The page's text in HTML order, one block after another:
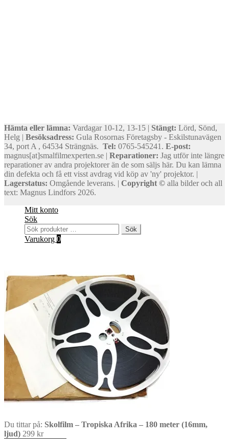
Hämta eller lämna: Vardagar 10-12, 13-15 | Stängt: Lörd, Sönd,
Helg | Besöksadress: Gula Rosornas Företagsby - Eskilstunavägen
34, port A , 64534 Strängnäs. Tel: 0765-545241. E-post:
magnus[at]smalfilmexperten.se | Reparationer: Jag utför inte längre
reparationer av andra projektorer än de som säljs här. Du kan lämna
din defekta och få ett visst avdrag vid köp av 'ny' projektor. |
Lagerstatus: Omgående leverans. | Copyright © alla bilder och all
text: Magnus Lindfors 2026.
Mitt konto
Sök
Sök
efter:
Sök
Varukorg 0
Du tittar på: Skolfilm – Tropiska Afrika – 180 meter (16mm,
ljud) 299 kr